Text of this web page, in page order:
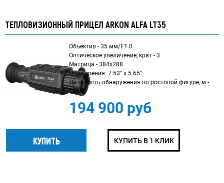
ТЕПЛОВИЗИОННЫЙ ПРИЦЕЛ ARKON ALFA LT35
Объектив - 35 мм/F1.0
Оптическое увеличение, крат - 3
Матрица - 384x288
Поле зрения: 7.53° x 5.65°
Дальность обнаружения по ростовой фигуре, м -
1950
194 900 руб
КУПИТЬ В 1 КЛИК